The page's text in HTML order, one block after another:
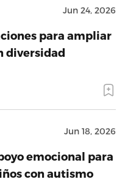
Jun 24, 2026
para ampliar
diversidad
Jun 18, 2026
emocional para
con autismo